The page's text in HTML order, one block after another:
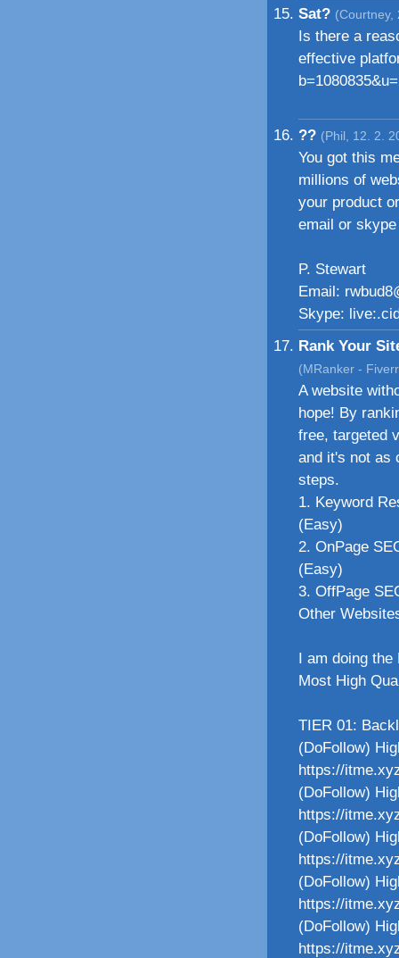
Sat? (Courtney,
Is there a
effective
?? (Phil, 12. 2.
You got this
millions of
your product
email or skype
P. Stewart
Email:
Skype:
Rank Your
(MRanker -
A website
hope! By
free, targeted
and it's not as
steps.
1. Keyword
(Easy)
2. OnPage
(Easy)
3. OffPage
Other
I am doing
Most High
TIER 01:
(DoFollow)
https://
(DoFollow)
https://
(DoFollow)
https://
(DoFollow)
https://
(DoFollow)
https://